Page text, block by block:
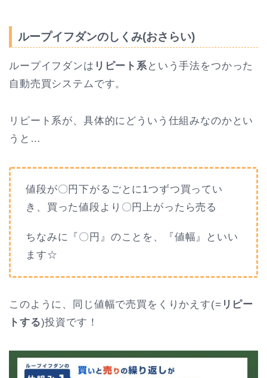
ループイフダンのしくみ(おさらい)
ループイフダンは リピート系 という手法をつかった
自動売買システムです。
リピート系が、具体的にどういう仕組みなのかとい
うと…
値段が〇円下がるごとに1つずつ買ってい
き、買った値段より〇円上がったら売る
ちなみに『〇円』のことを、『値幅』といい
ます☆
このように、同じ値幅で売買をくりかえす(= リピー
トする)投資です！